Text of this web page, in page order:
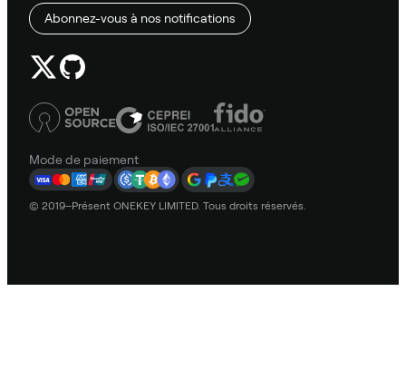
Abonnez-vous à nos notifications
Mode de paiement
© 2019–Présent ONEKEY LIMITED. Tous droits réservés.